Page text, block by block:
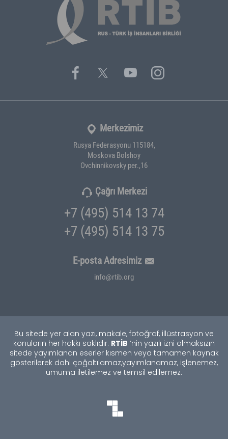
Merkezimiz
Rusya Federasyonu 115184,
Moskova Bolshoy
Ovchinnikovsky per.,16
Çağrı Merkezi
+7 (495) 514 13 74
+7 (495) 514 13 75
E-posta Adresimiz
info@rtib.org
Bu sitede yer alan yazı, makale, fotoğraf, illüstrasyon ve
konuların her hakkı saklıdır. RTİB ’nin yazılı izni olmaksızın
sitede yayımlanan eserler kısmen veya tamamen kaynak
gösterilerek dahi çoğaltılamaz,yayımlanamaz, işlenemez,
umuma iletilemez ve temsil edilemez.
TEKNOBURSA
SWORDBROS